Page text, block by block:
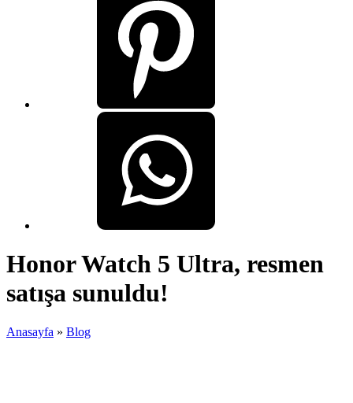
Honor Watch 5 Ultra, resmen
satışa sunuldu!
Anasayfa » Blog